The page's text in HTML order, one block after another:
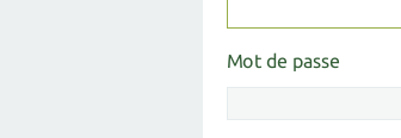
Mot de passe